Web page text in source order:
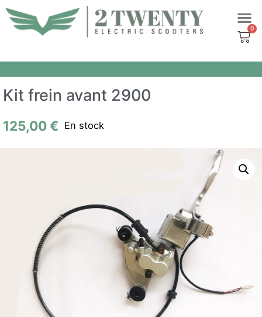
Aller
au
Kit frein avant 2900
125,00€ En stock